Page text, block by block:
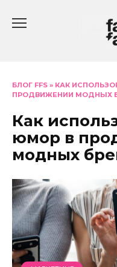
БЛОГ FFS » КАК
ПРОДВИЖЕНИИ МОДНЫХ
Как
юмор в
модных